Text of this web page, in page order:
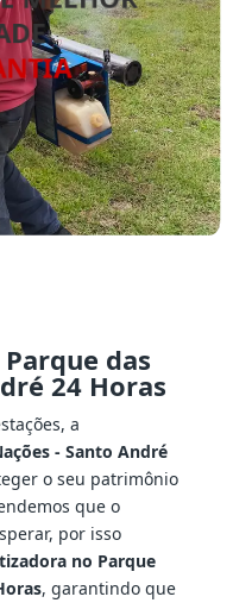
das
24 Horas
a
- Santo André
o seu patrimônio
que o
por isso
no Parque
, garantindo que